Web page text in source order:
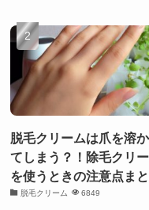
脱毛クリームは爪を溶
てしまう？！除毛クリ
を使うときの注意点ま
脱毛クリーム 6849